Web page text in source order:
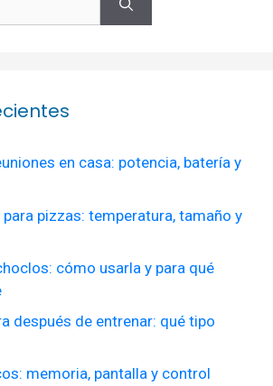
en casa: potencia, batería y
pizzas: temperatura, tamaño y
cómo usarla y para qué
después de entrenar: qué tipo
memoria, pantalla y control